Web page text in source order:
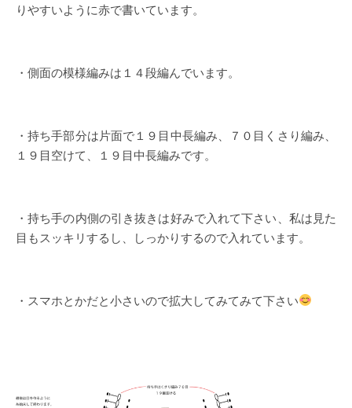
りやすいように赤で書いています。
・側面の模様編みは１４段編んでいます。
・持ち手部分は片面で１９目中長編み、７０目くさり編み、
１９目空けて、１９目中長編みです。
・持ち手の内側の引き抜きは好みで入れて下さい、私は見た
目もスッキリするし、しっかりするので入れています。
・スマホとかだと小さいので拡大してみてみて下さい